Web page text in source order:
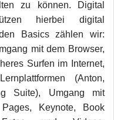
zu können. Digital
hierbei digital
Basics zählen wir:
mit dem Browser,
Surfen im Internet,
(Anton,
Suite), Umgang mit
Keynote, Book